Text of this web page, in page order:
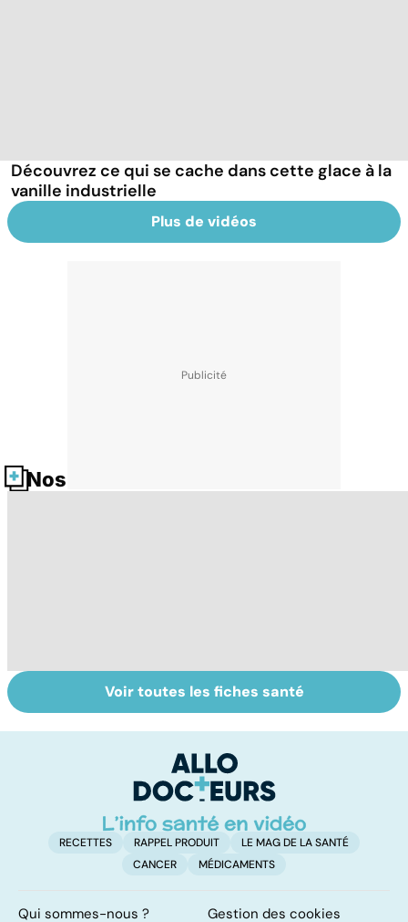
Découvrez ce qui se cache dans cette glace à la
vanille industrielle
Plus de vidéos
Nos fiches santé
La tuberculose
pulmonaire
Le TDAH, un
trouble de
ou sans
hyperactivité
Voir toutes les fiches santé
RECETTES RAPPEL PRODUIT
LE MAG DE LA SANTÉ
CANCER
MÉDICAMENTS
Qui sommes-nous ? Gestion des cookies